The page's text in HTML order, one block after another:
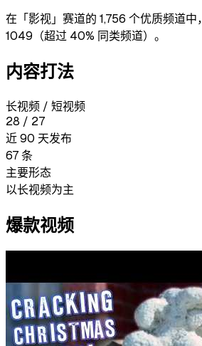
在「影视」赛道的 1,756 个优质频道中，
1049 （超过 40% 同类频道） 。
内容打法
长视频 / 短视频
28 / 27
近 90 天发布
67条
主要形态
以长视频为主
爆款视频